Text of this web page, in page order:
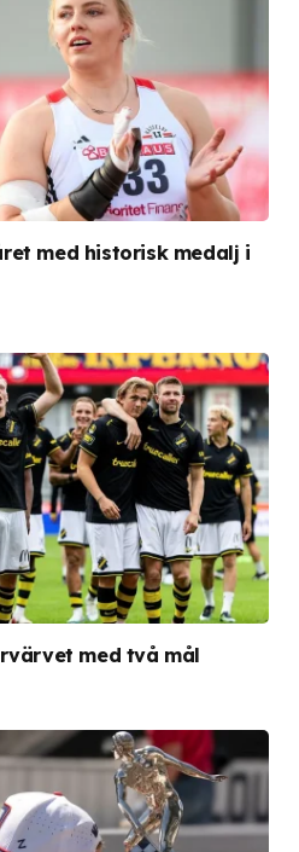
med historisk medalj i
med två mål